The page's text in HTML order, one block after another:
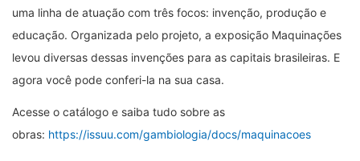
uma linha de atuação com três focos: invenção, produção e
educação. Organizada pelo projeto, a exposição Maquinações
levou diversas dessas invenções para as capitais brasileiras. E
agora você pode conferi-la na sua casa.
Acesse o catálogo e saiba tudo sobre as
obras: https://issuu.com/gambiologia/docs/maquinacoes